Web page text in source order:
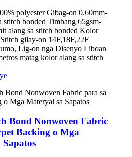
polyester Gibag-on 0.60mm-
stitch bonded Timbang 65gsm-
alang sa stitch bonded Kolor
gilay-on 14F,18F,22F
Lig-on nga Disenyo Liboan
matag kolor alang sa stitch
Bond Nonwoven Fabric
Backing o Mga